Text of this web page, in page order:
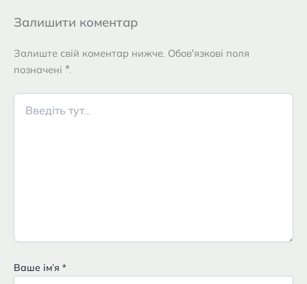
Залишити коментар
Залиште свій коментар нижче. Обов'язкові поля
позначені *.
Введіть
тут...
Ваше імʼя *